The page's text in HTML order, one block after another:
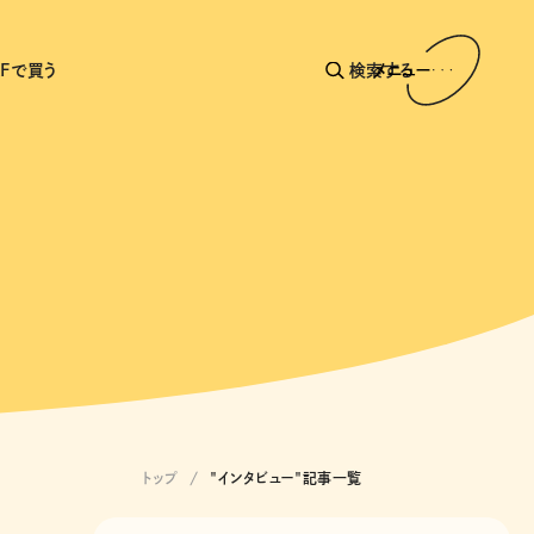
で買う 検索する
メニュー
トップ "インタビュー"記事一覧